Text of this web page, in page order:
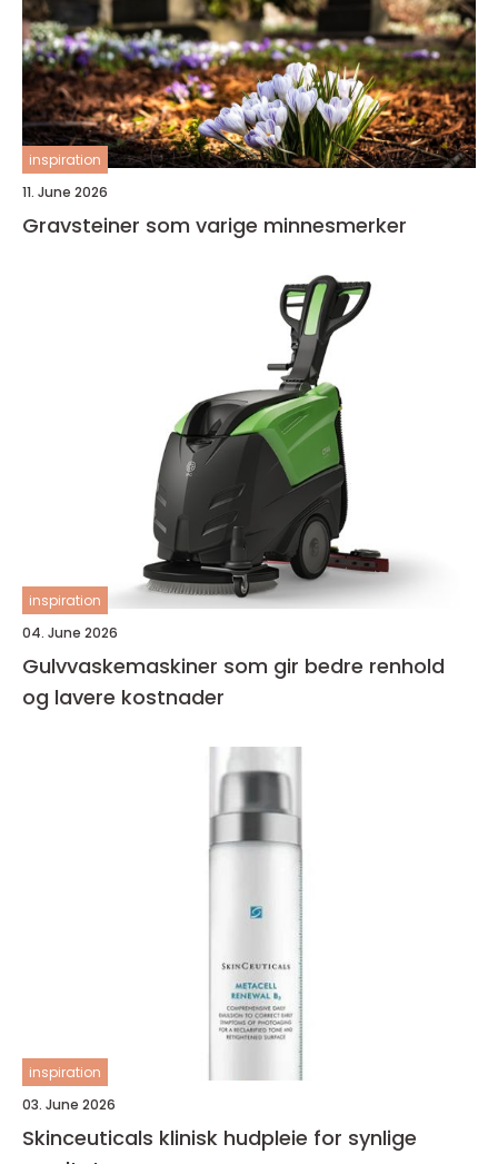
inspiration
11. June 2026
Gravsteiner som varige minnesmerker
inspiration
04. June 2026
Gulvvaskemaskiner som gir bedre renhold
og lavere kostnader
inspiration
03. June 2026
Skinceuticals klinisk hudpleie for synlige